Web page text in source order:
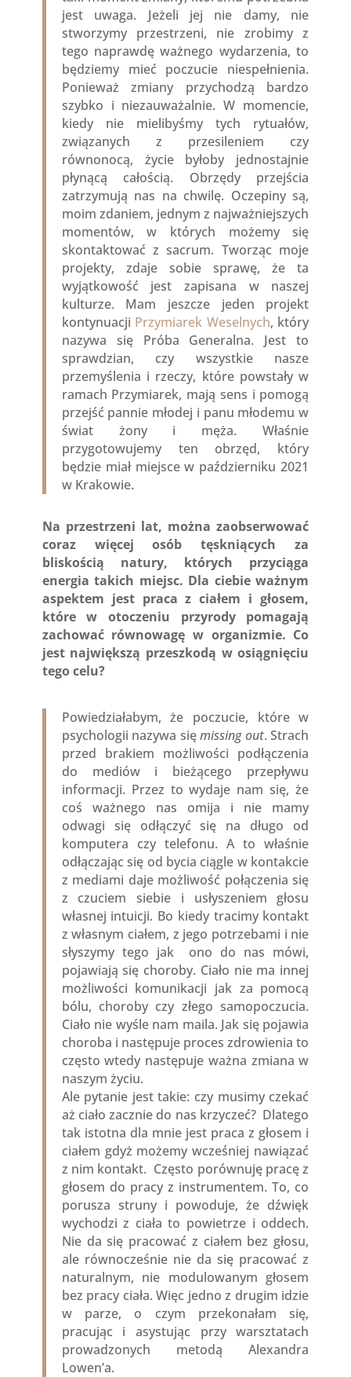
jest uwaga. Jeżeli jej nie damy, nie
stworzymy przestrzeni, nie zrobimy z
tego naprawdę ważnego wydarzenia, to
będziemy mieć poczucie niespełnienia.
Ponieważ zmiany przychodzą bardzo
szybko i niezauważalnie. W momencie,
kiedy nie mielibyśmy tych rytuałów,
związanych z przesileniem czy
równonocą, życie byłoby jednostajnie
płynącą całością. Obrzędy przejścia
zatrzymują nas na chwilę. Oczepiny są,
moim zdaniem, jednym z najważniejszych
momentów, w których możemy się
skontaktować z sacrum. Tworząc moje
projekty, zdaje sobie sprawę, że ta
wyjątkowość jest zapisana w naszej
kulturze. Mam jeszcze jeden projekt
kontynuacji Przymiarek Weselnych, który
nazywa się Próba Generalna. Jest to
sprawdzian, czy wszystkie nasze
przemyślenia i rzeczy, które powstały w
ramach Przymiarek, mają sens i pomogą
przejść pannie młodej i panu młodemu w
świat żony i męża. Właśnie
przygotowujemy ten obrzęd, który
będzie miał miejsce w październiku 2021
w Krakowie.
Na przestrzeni lat, można zaobserwować
coraz więcej osób tęskniących za
bliskością natury, których przyciąga
energia takich miejsc. Dla ciebie ważnym
aspektem jest praca z ciałem i głosem,
które w otoczeniu przyrody pomagają
zachować równowagę w organizmie. Co
jest największą przeszkodą w osiągnięciu
tego celu?
Powiedziałabym, że poczucie, które w
psychologii nazywa sięmissing out. Strach
przed brakiem możliwości podłączenia
do mediów i bieżącego przepływu
informacji. Przez to wydaje nam się, że
coś ważnego nas omija i nie mamy
odwagi się odłączyć się na długo od
komputera czy telefonu. A to właśnie
odłączając się od bycia ciągle w kontakcie
z mediami daje możliwość połączenia się
z czuciem siebie i usłyszeniem głosu
własnej intuicji. Bo kiedy tracimy kontakt
z własnym ciałem, z jego potrzebami i nie
słyszymy tego jak ono do nas mówi,
pojawiają się choroby. Ciało nie ma innej
możliwości komunikacji jak za pomocą
bólu, choroby czy złego samopoczucia.
Ciało nie wyśle nam maila. Jak się pojawia
choroba i następuje proces zdrowienia to
często wtedy następuje ważna zmiana w
naszym życiu.
Ale pytanie jest takie: czy musimy czekać
aż ciało zacznie do nas krzyczeć? Dlatego
tak istotna dla mnie jest praca z głosem i
ciałem gdyż możemy wcześniej nawiązać
z nim kontakt. Często porównuję pracę z
głosem do pracy z instrumentem. To, co
porusza struny i powoduje, że dźwięk
wychodzi z ciała to powietrze i oddech.
Nie da się pracować z ciałem bez głosu,
ale równocześnie nie da się pracować z
naturalnym, nie modulowanym głosem
bez pracy ciała. Więc jedno z drugim idzie
w parze, o czym przekonałam się,
pracując i asystując przy warsztatach
prowadzonych metodą Alexandra
Lowen’a.